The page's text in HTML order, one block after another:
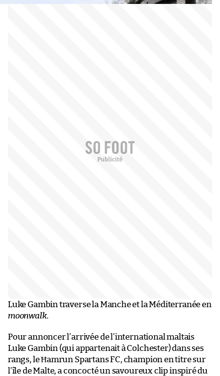
Luke Gambin traverse la Manche et la Méditerranée en
moonwalk.
Pour annoncer l’arrivée de l’international maltais
Luke Gambin (qui appartenait à Colchester) dans ses
rangs, le Ħamrun Spartans FC, champion en titre sur
l’île de Malte, a concocté un savoureux clip inspiré du